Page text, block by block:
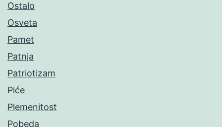
Ostalo
Osveta
Pamet
Patnja
Patriotizam
Piće
Plemenitost
Pobeda